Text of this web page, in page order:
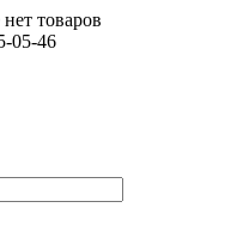
товаров
05-46